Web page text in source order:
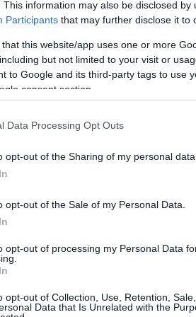
This information may also be disclosed
Participants that may further disclose it to
that this website/app uses one or more
but not limited to your visit or
to Google and its third-party tags to use
consent section.
Data Processing Opt Outs
opt-out of the Sharing of my personal data.
opt-out of the Sale of my Personal Data.
opt-out of processing my Personal Data
opt-out of Collection, Use, Retention,
Data that Is Unrelated with the
feldolgozást kismilliót lehet találni
rocker látott már olyan
nótát élőben. Jó, Bones dobosnak
gitárosnak meg 78 ujja van,
vagy Vai valaha kitalált, de